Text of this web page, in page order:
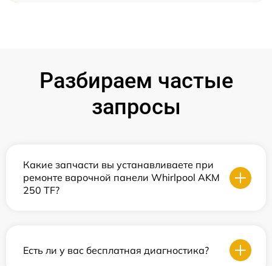
Разбираем частые
запросы
Какие запчасти вы устанавливаете при
ремонте варочной панели Whirlpool AKM
250 TF?
Есть ли у вас бесплатная диагностика?